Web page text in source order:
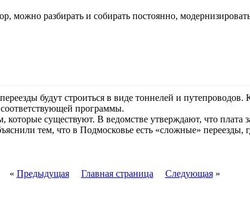
можно разбирать и собирать постоянно,
будут строиться в виде тоннелей и
соответствующей программы.
которые существуют. В ведомстве утверждают, что плата
тем, что в Подмосковье есть «сложные» переезды,
« Предыдущая Главная страница Следующая»